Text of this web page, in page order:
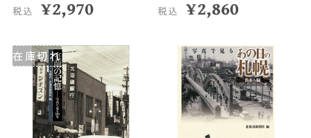
税込 ¥2,970 税込 ¥2,860
在庫切れ